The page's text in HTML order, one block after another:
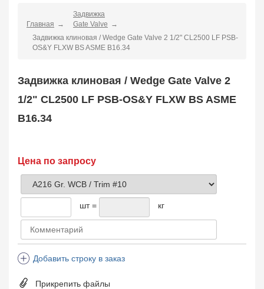
Globe Valve
2191
Клапан регулирующий
Control Valve
2
Клапан обратный
Ball Valve
Затвор дисковый
Butterfly Valve
1
Фильтр сетчатый
Strainer
Steam Trap
Компенсатор
Пламегаситель
Главная
Задвижка
Gate Valve
Задвижка клиновая / Wedge Gate Valve 2 1/2" CL2500 LF PSB-
OS&Y FLXW BS ASME B16.34
Задвижка клиновая / Wedge Gate Valve 2
1/2" CL2500 LF PSB-OS&Y FLXW BS ASME
B16.34
Цена по запросу
шт = кг
Добавить строку в заказ
Прикрепить файлы